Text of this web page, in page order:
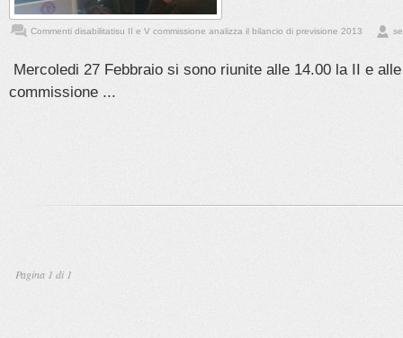
Commenti disabilitatisu II e V commissione analizza il bilancio di previsione 2013
Mercoledi 27 Febbraio si sono riunite alle 14.00 la II e
commissione ...
Pagina 1 di 1